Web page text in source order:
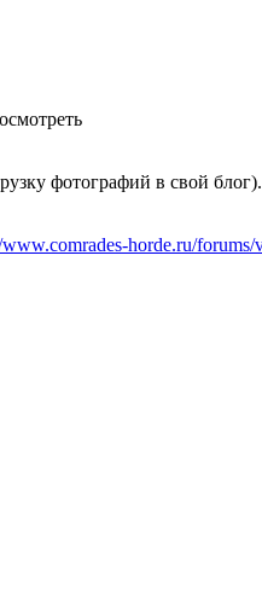
фотографий в свой
horde.ru/